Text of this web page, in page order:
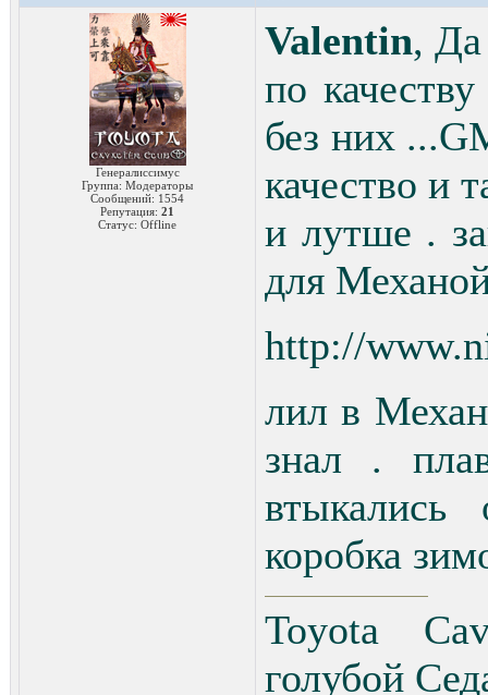
Генералиссимус
Группа: Модераторы
Сообщений: 1554
Репутация: 21
Статус: Offline
Valentin,
по
без них
качество и
и лутше .
для
http://
лил в
знал .
коробка
Toyota
голубой